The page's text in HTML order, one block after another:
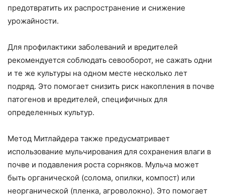
предотвратить их распространение и снижение
урожайности.
Для профилактики заболеваний и вредителей
рекомендуется соблюдать севооборот, не сажать одни
и те же культуры на одном месте несколько лет
подряд. Это помогает снизить риск накопления в почве
патогенов и вредителей, специфичных для
определенных культур.
Метод Митлайдера также предусматривает
использование мульчирования для сохранения влаги в
почве и подавления роста сорняков. Мульча может
быть органической (солома, опилки, компост) или
неорганической (пленка, агроволокно). Это помогает